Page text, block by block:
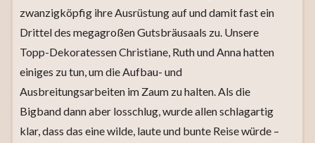
zwanzigköpfig ihre Ausrüstung auf und damit fast ein
Drittel des megagroßen Gutsbräusaals zu. Unsere
Topp-Dekoratessen Christiane, Ruth und Anna hatten
einiges zu tun, um die Aufbau- und
Ausbreitungsarbeiten im Zaum zu halten. Als die
Bigband dann aber losschlug, wurde allen schlagartig
klar, dass das eine wilde, laute und bunte Reise würde –